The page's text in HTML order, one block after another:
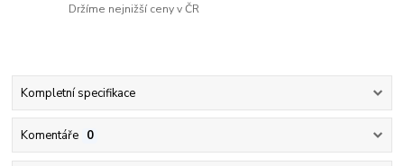
Držíme nejnižší ceny v ČR
Kompletní specifikace
Komentáře 0